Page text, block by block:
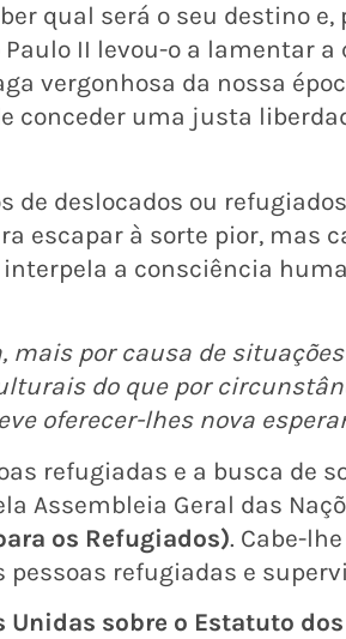
qual será o seu destino
II levou-o a lamentar a
vergonhosa da nossa
conceder uma justa
de deslocados ou
escapar à sorte pior, mas
a consciência
por causa de
do que por
oferecer-lhes nova
refugiadas e a busca de
Assembleia Geral das
os Refugiados). Cabe-
refugiadas e
Unidas sobre o Estatuto